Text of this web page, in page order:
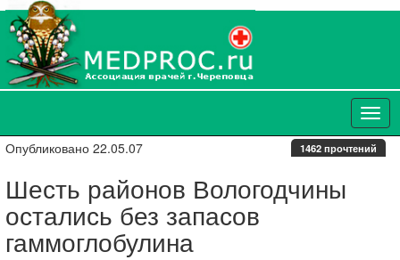
Опубликовано 22.05.07 1462 прочтений
Шесть районов Вологодчины
остались без запасов
гаммоглобулина